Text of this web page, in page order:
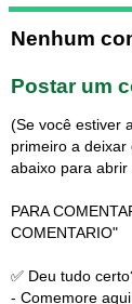
Nenhum
Postar um
(Se você estiver
primeiro a
abaixo para
PARA
COMENTARIO"
✅ Deu tudo
- Comemore